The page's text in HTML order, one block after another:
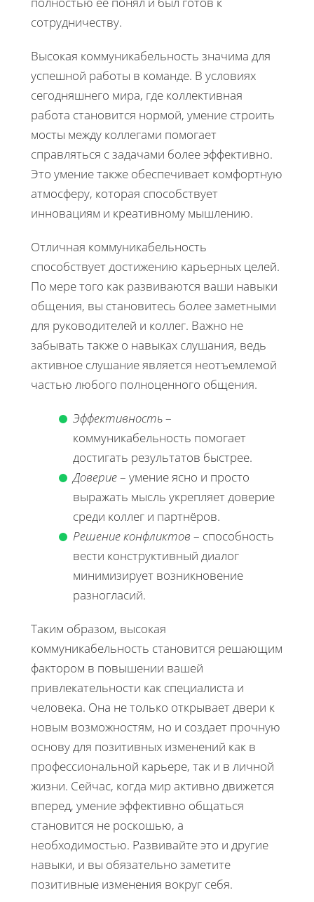
сотрудничеству.
Высокая коммуникабельность значима для
успешной работы в команде. В условиях
сегодняшнего мира, где коллективная
работа становится нормой, умение строить
мосты между коллегами помогает
справляться с задачами более эффективно.
Это умение также обеспечивает комфортную
атмосферу, которая способствует
инновациям и креативному мышлению.
Отличная коммуникабельность
способствует достижению карьерных целей.
По мере того как развиваются ваши навыки
общения, вы становитесь более заметными
для руководителей и коллег. Важно не
забывать также о навыках слушания, ведь
активное слушание является неотъемлемой
частью любого полноценного общения.
Эффективность–
коммуникабельность помогает
достигать результатов быстрее.
Доверие– умение ясно и просто
выражать мысль укрепляет доверие
среди коллег и партнёров.
Решение конфликтов – способность
вести конструктивный диалог
минимизирует возникновение
разногласий.
Таким образом, высокая
коммуникабельность становится решающим
фактором в повышении вашей
привлекательности как специалиста и
человека. Она не только открывает двери к
новым возможностям, но и создает прочную
основу для позитивных изменений как в
профессиональной карьере, так и в личной
жизни. Сейчас, когда мир активно движется
вперед, умение эффективно общаться
становится не роскошью, а
необходимостью. Развивайте это и другие
навыки, и вы обязательно заметите
позитивные изменения вокруг себя.